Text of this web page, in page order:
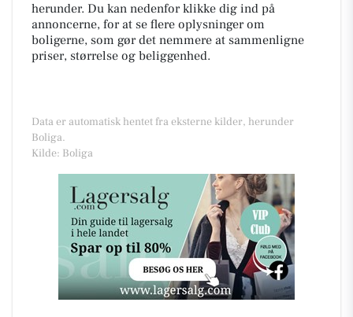
herunder. Du kan nedenfor klikke dig ind på
annoncerne, for at se flere oplysninger om
boligerne, som gør det nemmere at sammenligne
priser, størrelse og beliggenhed.
Data er automatisk hentet fra eksterne kilder, herunder
Boliga.
Kilde: Boliga